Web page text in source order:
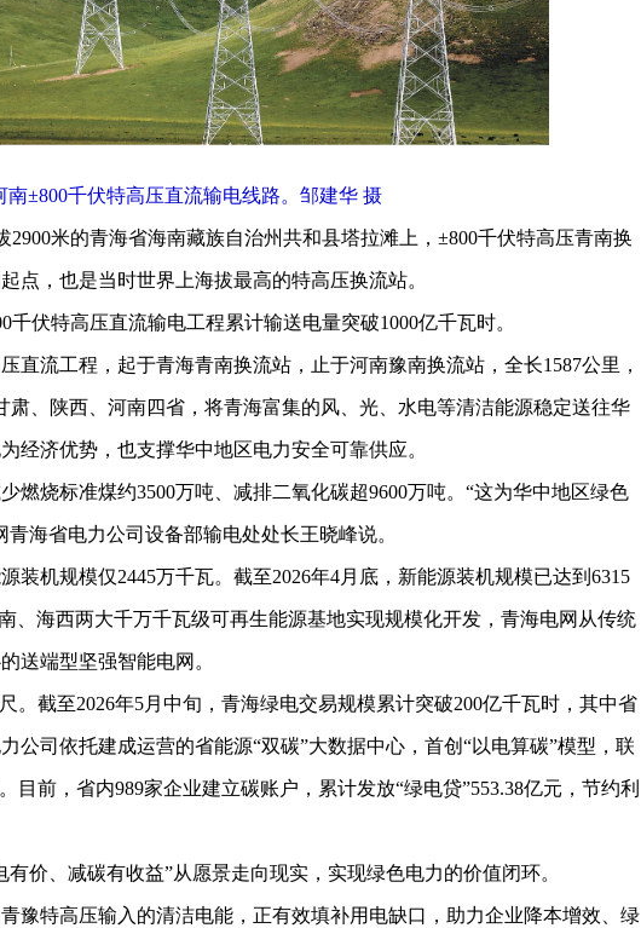
南±800千伏特高压直流输电线路。邹建华 摄
米的青海省海南藏族自治州共和县塔拉滩上，±800千伏特高压青南换
点，也是当时世界上海拔最高的特高压换流站。
特高压直流输电工程累计输送电量突破1000亿千瓦时。
流工程，起于青海青南换流站，止于河南豫南换流站，全长1587公里，
肃、陕西、河南四省，将青海富集的风、光、水电等清洁能源稳定送往华
经济优势，也支撑华中地区电力安全可靠供应。
烧标准煤约3500万吨、减排二氧化碳超9600万吨。“这为华中地区绿色
海省电力公司设备部输电处处长王晓峰说。
机规模仅2445万千瓦。截至2026年4月底，新能源装机规模已达到6315
、海西两大千万千瓦级可再生能源基地实现规模化开发，青海电网从传统
送端型坚强智能电网。
截至2026年5月中旬，青海绿电交易规模累计突破200亿千瓦时，其中省
公司依托建成运营的省能源“双碳”大数据中心，首创“以电算碳”模型，联
目前，省内989家企业建立碳账户，累计发放“绿电贷”553.38亿元，节约利
、减碳有收益”从愿景走向现实，实现绿色电力的价值闭环。
特高压输入的清洁电能，正有效填补用电缺口，助力企业降本增效、绿